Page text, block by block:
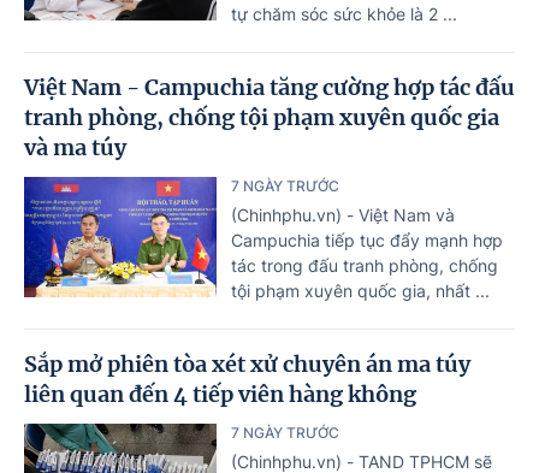
tự chăm sóc sức khỏe là 2 ...
Việt Nam - Campuchia tăng cường hợp tác đấu
tranh phòng, chống tội phạm xuyên quốc gia
và ma túy
7 NGÀY TRƯỚC
(Chinhphu.vn) - Việt Nam và
Campuchia tiếp tục đẩy mạnh hợp
tác trong đấu tranh phòng, chống
tội phạm xuyên quốc gia, nhất ...
Sắp mở phiên tòa xét xử chuyên án ma túy
liên quan đến 4 tiếp viên hàng không
7 NGÀY TRƯỚC
(Chinhphu.vn) - TAND TPHCM sẽ